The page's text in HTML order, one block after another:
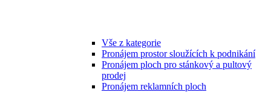
Vše z kategorie
Pronájem prostor sloužících k podnikání
Pronájem ploch pro stánkový a pultový
prodej
Pronájem reklamních ploch